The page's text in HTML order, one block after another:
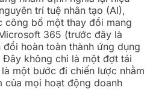
trí tuệ nhân tạo (AI),
công bố một thay đổi mang
365 (trước đây là
hoàn toàn thành ứng dụng
Đây không chỉ là một đợt tái
một bước đi chiến lược nhằm
của mọi hoạt động doanh